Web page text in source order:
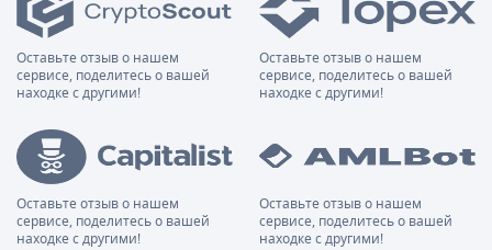
Оставьте отзыв о нашем
сервисе, поделитесь о вашей
находке с другими!
Оставьте отзыв о нашем
сервисе, поделитесь о вашей
находке с другими!
Оставьте отзыв о нашем
сервисе, поделитесь о вашей
находке с другими!
Оставьте отзыв о нашем
сервисе, поделитесь о вашей
находке с другими!